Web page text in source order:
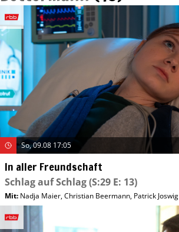
So, 09.08 17:05
In aller Freundschaft
Schlag auf Schlag(S:29 E: 13)
Mit: Nadja Maier,Christian Beermann, Patrick Joswig